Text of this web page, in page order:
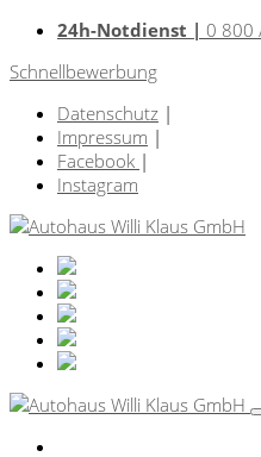
24h-Notdienst | 0 800
Schnellbewerbung
Datenschutz |
Impressum |
Facebook |
Instagram